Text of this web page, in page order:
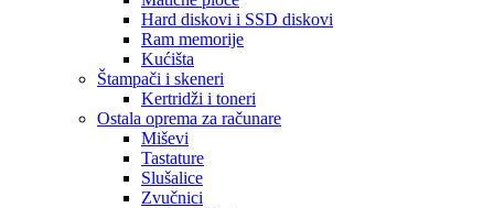
Hard diskovi i SSD diskovi
Ram memorije
Kućišta
Štampači i skeneri
Kertridži i toneri
Ostala oprema za računare
Miševi
Tastature
Slušalice
Zvučnici